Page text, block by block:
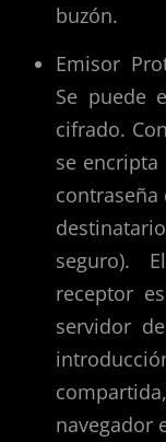
buzón.
Emisor
Se puede
cifrado.
se encripta
contraseña
seguro).
receptor
servidor
navegador